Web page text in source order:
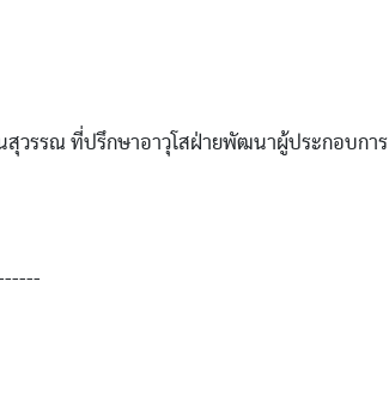
สุวรรณ ที่ปรึกษาอาวุโสฝ่ายพัฒนาผู้ประกอบการ